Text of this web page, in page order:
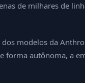
de milhares de
modelos da
autônoma, a